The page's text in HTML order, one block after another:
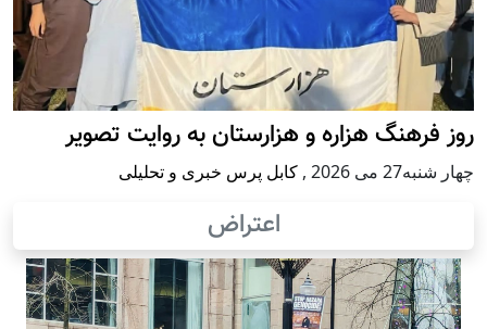
روز فرهنگ هزاره و هزارستان به روایت تصویر
چهار شنبه27 می 2026 , کابل پرس خبری و تحلیلی
اعتراض